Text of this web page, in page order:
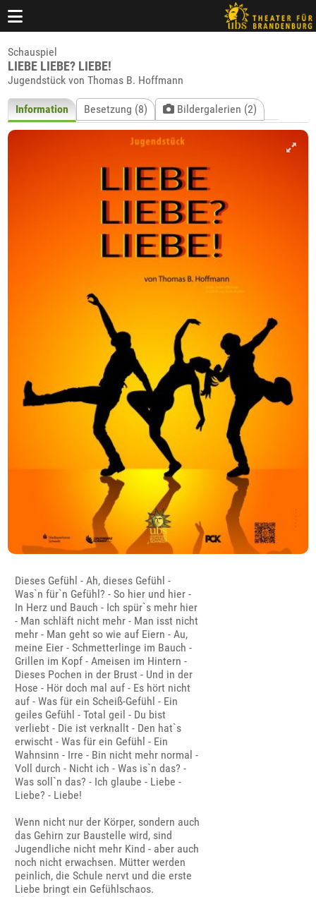
Schauspiel
LIEBE LIEBE? LIEBE!
Jugendstück von Thomas B. Hoffmann
Information Besetzung (8) Bildergalerien (2)
Dieses Gefühl - Ah, dieses Gefühl -
Was`n für`n Gefühl? - So hier und hier -
In Herz und Bauch - Ich spür`s mehr hier
- Man schläft nicht mehr - Man isst nicht
mehr - Man geht so wie auf Eiern - Au,
meine Eier - Schmetterlinge im Bauch -
Grillen im Kopf - Ameisen im Hintern -
Dieses Pochen in der Brust - Und in der
Hose - Hör doch mal auf - Es hört nicht
auf - Was für ein Scheiß-Gefühl - Ein
geiles Gefühl - Total geil - Du bist
verliebt - Die ist verknallt - Den hat`s
erwischt - Was für ein Gefühl - Ein
Wahnsinn - Irre - Bin nicht mehr normal -
Voll durch - Nicht ich - Was is`n das? -
Was soll`n das? - Ich glaube - Liebe -
Liebe? - Liebe!
Wenn nicht nur der Körper, sondern auch
das Gehirn zur Baustelle wird, sind
Jugendliche nicht mehr Kind - aber auch
noch nicht erwachsen. Mütter werden
peinlich, die Schule nervt und die erste
Liebe bringt ein Gefühlschaos.